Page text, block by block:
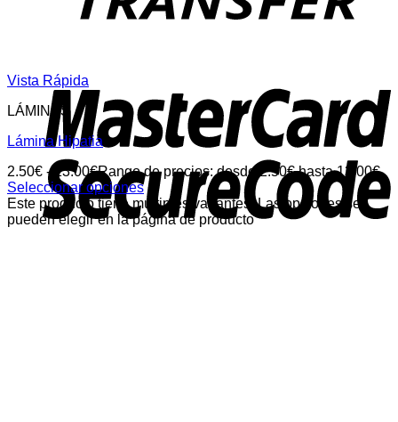
Vista Rápida
LÁMINAS
Lámina Hipatia
2.50€ - 13.00€Rango de precios: desde 2.50€ hasta 13.00€
Seleccionar opciones
Este producto tiene múltiples variantes. Las opciones se
pueden elegir en la página de producto